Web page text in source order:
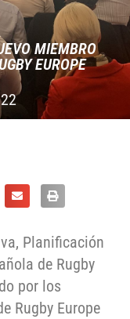
MIEMBRO
EUROPE
Planificación
de Rugby
por los
Rugby Europe